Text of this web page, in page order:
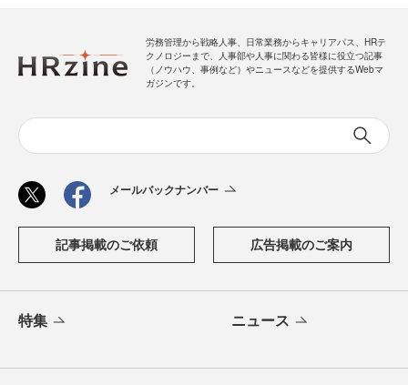
労務管理から戦略人事、日常業務からキャリアパス、HRテ
クノロジーまで、人事部や人事に関わる皆様に役立つ記事
（ノウハウ、事例など）やニュースなどを提供するWebマ
ガジンです。
メールバックナンバー
記事掲載のご依頼 広告掲載のご案内
特集 ニュース